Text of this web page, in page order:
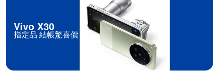
Vivo X30
指定品 結帳驚喜價